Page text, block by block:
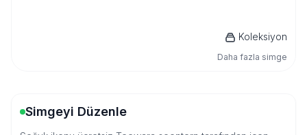
Koleksiyon
Daha fazla simge
Simgeyi Düzenle